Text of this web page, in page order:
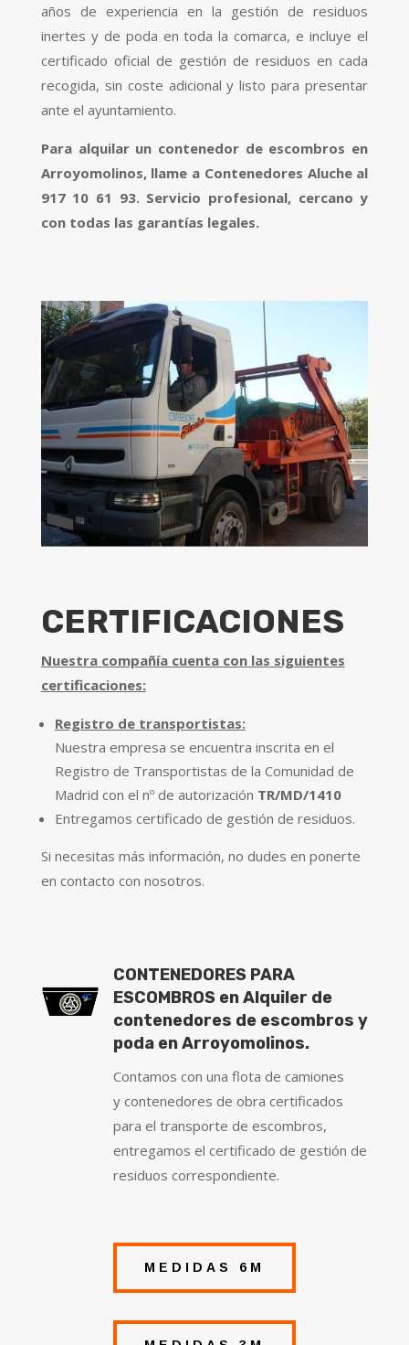
años de experiencia en la gestión de residuos
inertes y de poda en toda la comarca, e incluye el
certificado oficial de gestión de residuos en cada
recogida, sin coste adicional y listo para presentar
ante el ayuntamiento.
Para alquilar un contenedor de escombros en
Arroyomolinos, llame a Contenedores Aluche al
917 10 61 93. Servicio profesional, cercano y
con todas las garantías legales.
CERTIFICACIONES
Nuestra compañía cuenta con las siguientes
certificaciones:
Registro de transportistas:
Nuestra empresa se encuentra inscrita en el
Registro de Transportistas de la Comunidad de
Madrid con el nº de autorización TR/MD/1410
Entregamos certificado de gestión de residuos.
Si necesitas más información, no dudes en ponerte
en contacto con nosotros.
CONTENEDORES PARA
ESCOMBROS en Alquiler de
contenedores de escombros y
poda en Arroyomolinos.
Contamos con una flota de camiones
y contenedores de obra certificados
para el transporte de escombros,
entregamos el certificado de gestión de
residuos correspondiente.
MEDIDAS 6M